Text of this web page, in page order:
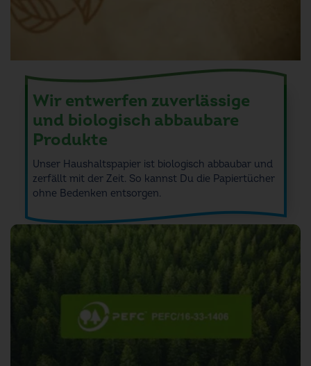
Wir entwerfen zuverlässige
und biologisch abbaubare
Produkte
Unser Haushaltspapier ist biologisch abbaubar und
zerfällt mit der Zeit. So kannst Du die Papiertücher
ohne Bedenken entsorgen.